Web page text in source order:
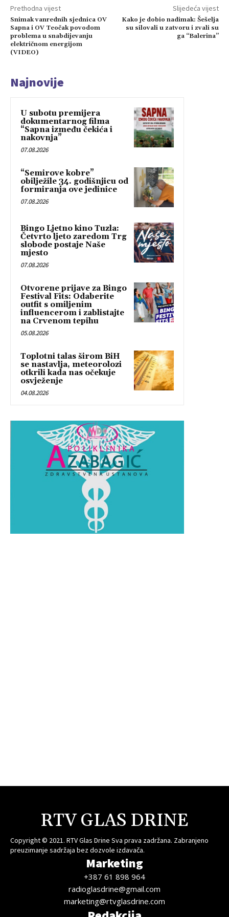
Prethodna vijest
Snimak vanrednih sjednica OV
Sapna i OV Teočak povodom
problema u snabdijevanju
električnom energijom
(VIDEO)
Slijedeća vijest
Kako je dobio nadimak: Šešelja
su silovali u zatvoru i zvali su
ga “Balerina”
Najnovije
U subotu premijera
dokumentarnog filma
“Sapna između čekića i
nakovnja”
07.08.2026
“Semirove kobre”
obilježile 34. godišnjicu od
formiranja ove jedinice
07.08.2026
Bingo Ljetno kino Tuzla:
Četvrto ljeto zaredom Trg
slobode postaje Naše
mjesto
07.08.2026
Otvorene prijave za Bingo
Festival Fits: Odaberite
outfit s omiljenim
influencerom i zablistajte
na Crvenom tepihu
05.08.2026
Toplotni talas širom BiH
se nastavlja, meteorolozi
otkrili kada nas očekuje
osvježenje
04.08.2026
RTV GLAS DRINE
Copyright © 2021. RTV Glas Drine Sva prava zadržana. Zabranjeno
preuzimanje sadržaja bez dozvole izdavača.
Marketing
+387 61 898 964
radioglasdrine@gmail.com
marketing@rtvglasdrine.com